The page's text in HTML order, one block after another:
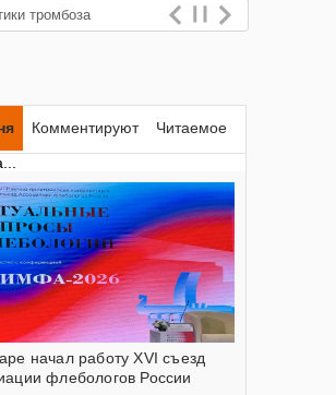
тромбоза
Комментируют
Читаемое
начал работу XVI съезд
флебологов России